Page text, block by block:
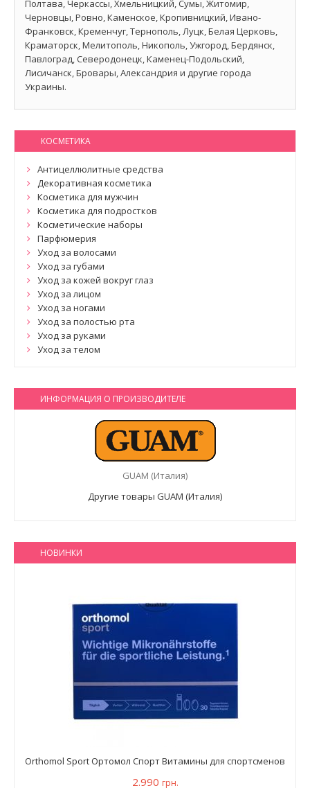
Полтава, Черкассы, Хмельницкий, Сумы, Житомир,
Черновцы, Ровно, Каменское, Кропивницкий, Ивано-
Франковск, Кременчуг, Тернополь, Луцк, Белая Церковь,
Краматорск, Мелитополь, Никополь, Ужгород, Бердянск,
Павлоград, Северодонецк, Каменец-Подольский,
Лисичанск, Бровары, Александрия и другие города
Украины.
КОСМЕТИКА
Антицеллюлитные средства
Декоративная косметика
Косметика для мужчин
Косметика для подростков
Косметические наборы
Парфюмерия
Уход за волосами
Уход за губами
Уход за кожей вокруг глаз
Уход за лицом
Уход за ногами
Уход за полостью рта
Уход за руками
Уход за телом
ИНФОРМАЦИЯ О ПРОИЗВОДИТЕЛЕ
GUAM (Италия)
Другие товары GUAM (Италия)
НОВИНКИ
Orthomol Sport Ортомол Спорт Витамины для спортсменов
2.990 грн.